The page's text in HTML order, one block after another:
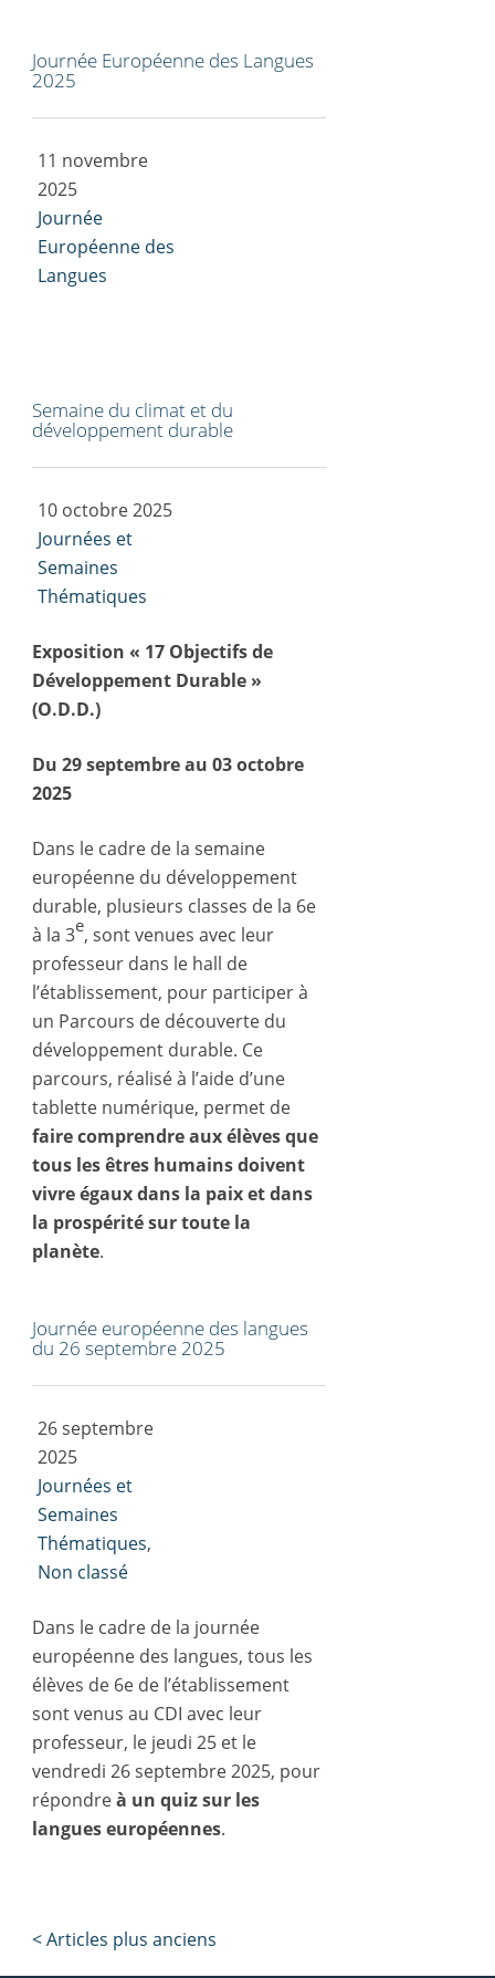
Journée Européenne des Langues
2025
11 novembre
2025
Journée
Européenne des
Langues
Semaine du climat et du
développement durable
10 octobre 2025
Journées et
Semaines
Thématiques
Exposition « 17 Objectifs de
Développement Durable »
(O.D.D.)
Du 29 septembre au 03 octobre
2025
Dans le cadre de la semaine
européenne du développement
durable, plusieurs classes de la 6e
à la 3e, sont venues avec leur
professeur dans le hall de
l’établissement, pour participer à
un Parcours de découverte du
développement durable. Ce
parcours, réalisé à l’aide d’une
tablette numérique, permet de
faire comprendre aux élèves que
tous les êtres humains doivent
vivre égaux dans la paix et dans
la prospérité sur toute la
planète.
Journée européenne des langues
du 26 septembre 2025
26 septembre
2025
Journées et
Semaines
Thématiques,
Non classé
Dans le cadre de la journée
européenne des langues, tous les
élèves de 6e de l’établissement
sont venus au CDI avec leur
professeur, le jeudi 25 et le
vendredi 26 septembre 2025, pour
répondreà un quizsur les
langues européennes.
Post
navigation
< Articles plus anciens